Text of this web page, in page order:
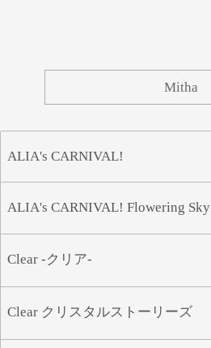
あ い う
さ し す
た ち つ
は ひ ふ
ま み む
ALIA's CARNIVAL!
ALIA's CARNIVAL! Flowering Sky
Clear -クリア-
Clear クリスタルストーリーズ